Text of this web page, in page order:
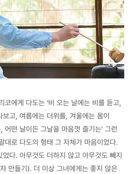
코에게 다도는 ‘비 오는 날에는 비를 듣고,
고, 여름에는 더위를, 겨울에는 몸이
어떤 날이든 그날을 마음껏 즐기는’ 그런
대로 다도의 형태 그 자체가 마음이었다.
다. 아무것도 더하지 않고 아무것도 빼지
만들기). 더 이상 그녀에게는 좋지 않은